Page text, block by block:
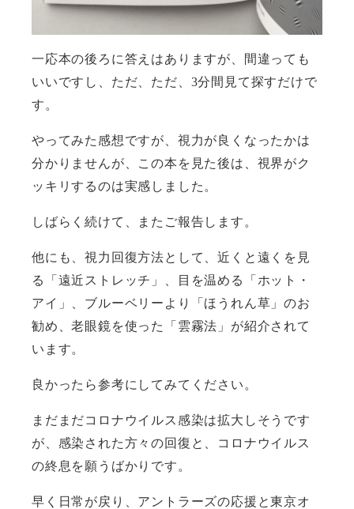
一応本の後ろに答えはありますが、間違っても
いいですし、ただ、ただ、 3分間見て探すだけで
す。
やってみた感想ですが、視力が良くなったかは
分かりませんが、この本を見た後は、視界がク
ッキリするのは実感しました。
しばらく続けて、またご報告します。
他にも、視力回復方法として、近くと遠くを見
る「遠近ストレッチ」、目を温める「ホット・
アイ」、ブルーベリーより「ほうれん草」のお
勧め、老眼鏡を使った「雲霧法」が紹介されて
います。
良かったら参考にしてみてください。
まだまだコロナウイルス感染は拡大しそうです
が、感染された方々の回復と、コロナウイルス
の終息を願うばかりです。
早く日常が戻り、アントラーズの応援と東京オ